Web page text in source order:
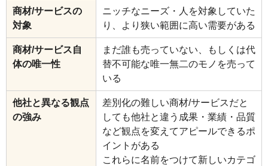
商材/サービスの
対象
ニッチなニーズ・人を対象していた
り、より狭い範囲に高い需要がある
商材/サービス自
体の唯一性
まだ誰も売っていない、もしくは代
替不可能な唯一無二のモノを売って
いる
他社と異なる観点
の強み
差別化の難しい商材/サービスだと
しても他社と違う成果・業績・品質
など観点を変えてアピールできるポ
イントがある
これらに名前をつけて新しいカテゴ